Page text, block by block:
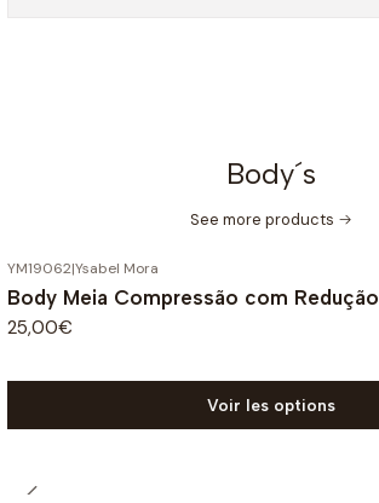
Body´s
See more products
YM19062|Ysabel Mora
Body Meia Compressão com Redução
25,00€
Voir les options